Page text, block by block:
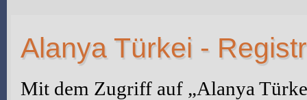
Alanya Türkei -
Mit dem Zugriff auf „Alanya